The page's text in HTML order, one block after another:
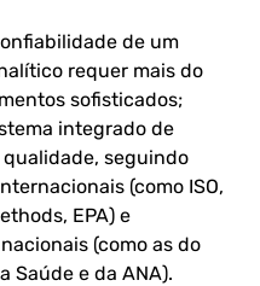
de um
requer mais do
sofisticados;
integrado de
seguindo
(como ISO,
EPA) e
(como as do
Saúde e da ANA).